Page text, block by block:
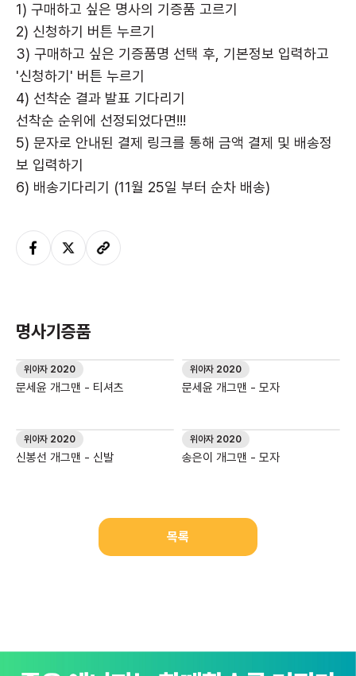
1) 구매하고 싶은 명사의 기증품 고르기
2) 신청하기 버튼 누르기
3) 구매하고 싶은 기증품명 선택 후, 기본정보 입력하고
'신청하기' 버튼 누르기
4) 선착순 결과 발표 기다리기
선착순 순위에 선정되었다면!!!
5) 문자로 안내된 결제 링크를 통해 금액 결제 및 배송정
보 입력하기
6) 배송기다리기 (11월 25일 부터 순차 배송)
명사기증품
위아자 2020
문세윤 개그맨 - 티셔츠
위아자 2020
문세윤 개그맨 - 모자
위아자 2020
신봉선 개그맨 - 신발
위아자 2020
송은이 개그맨 - 모자
목록